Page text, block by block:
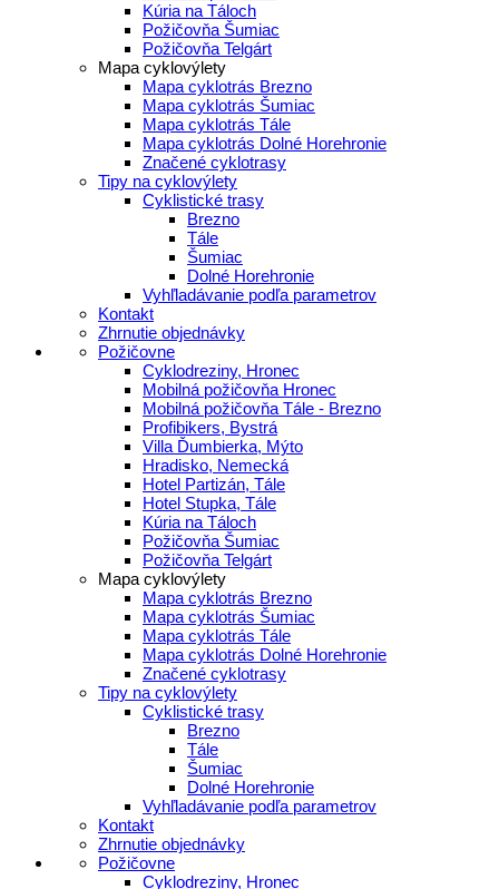
Kúria na Táloch
Požičovňa Šumiac
Požičovňa Telgárt
Mapa cyklovýlety
Mapa cyklotrás Brezno
Mapa cyklotrás Šumiac
Mapa cyklotrás Tále
Mapa cyklotrás Dolné Horehronie
Značené cyklotrasy
Tipy na cyklovýlety
Cyklistické trasy
Brezno
Tále
Šumiac
Dolné Horehronie
Vyhľladávanie podľa parametrov
Kontakt
Zhrnutie objednávky
Požičovne
Cyklodreziny, Hronec
Mobilná požičovňa Hronec
Mobilná požičovňa Tále - Brezno
Profibikers, Bystrá
Villa Ďumbierka, Mýto
Hradisko, Nemecká
Hotel Partizán, Tále
Hotel Stupka, Tále
Kúria na Táloch
Požičovňa Šumiac
Požičovňa Telgárt
Mapa cyklovýlety
Mapa cyklotrás Brezno
Mapa cyklotrás Šumiac
Mapa cyklotrás Tále
Mapa cyklotrás Dolné Horehronie
Značené cyklotrasy
Tipy na cyklovýlety
Cyklistické trasy
Brezno
Tále
Šumiac
Dolné Horehronie
Vyhľladávanie podľa parametrov
Kontakt
Zhrnutie objednávky
Požičovne
Cyklodreziny, Hronec